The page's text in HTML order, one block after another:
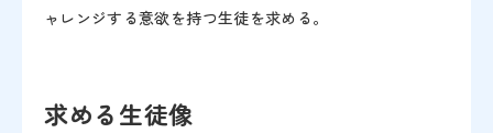
ャレンジする意欲を持つ生徒を求める。
求める生徒像